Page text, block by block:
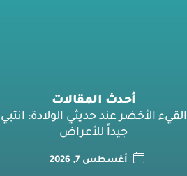
أحدث المقالات
القيء الأخضر عند حديثي الولادة: انتبي
جيداً للأعراض
أغسطس 7, 2026